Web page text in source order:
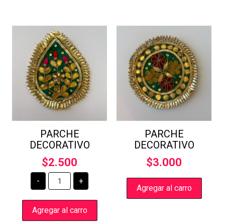
PARCHE
DECORATIVO
$2.500
-
PARCHE
DECORATIVO
cantidad
+
Agregar al carro
PARCHE
DECORATIVO
$3.000
Agregar al carro